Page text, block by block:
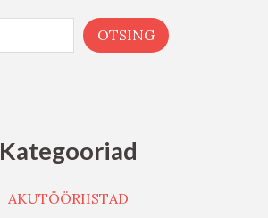
OTSING
Kategooriad
AKUTÖÖRIISTAD